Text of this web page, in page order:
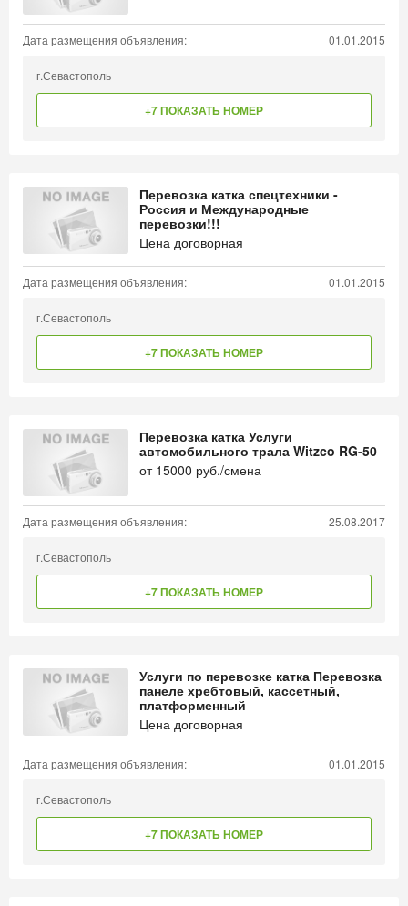
Дата размещения объявления: 01.01.2015
г.Севастополь
+7 ПОКАЗАТЬ НОМЕР
Перевозка катка спецтехники -
Россия и Международные
перевозки!!!
Цена договорная
Дата размещения объявления: 01.01.2015
г.Севастополь
+7 ПОКАЗАТЬ НОМЕР
Перевозка катка Услуги
автомобильного трала Witzco RG-50
от 15000 руб./смена
Дата размещения объявления: 25.08.2017
г.Севастополь
+7 ПОКАЗАТЬ НОМЕР
Услуги по перевозке катка Перевозка
панеле хребтовый, кассетный,
платформенный
Цена договорная
Дата размещения объявления: 01.01.2015
г.Севастополь
+7 ПОКАЗАТЬ НОМЕР